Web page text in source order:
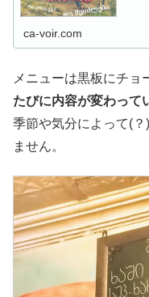
ca-voir.com
メニューは黒板にチョ
たびに内容が変わって
季節や気分によって(
ません。